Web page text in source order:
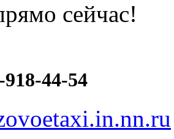
сейчас!
44-54